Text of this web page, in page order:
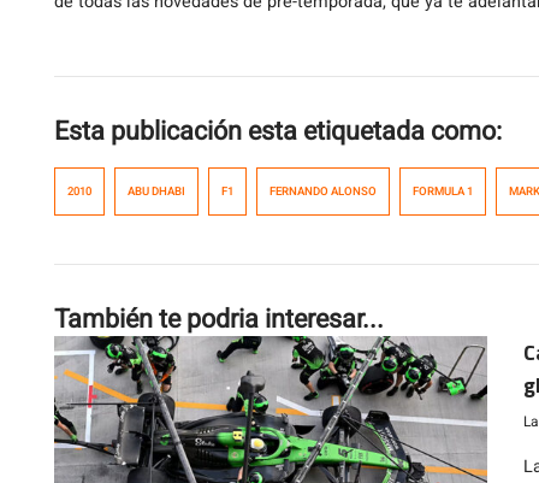
Esta publicación esta etiquetada como:
2010 ABU DHABI F1 FERNANDO ALONSO FORMULA 1
También te podria interesar...